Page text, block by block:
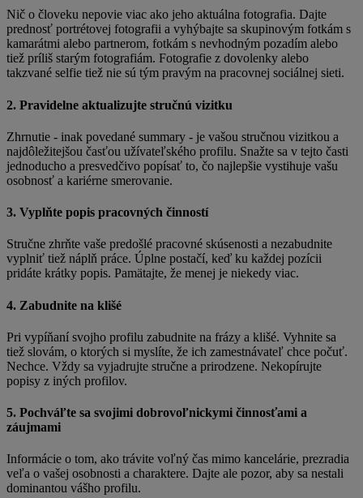
Nič o človeku nepovie viac ako jeho aktuálna fotografia. Dajte
prednosť portrétovej fotografii a vyhýbajte sa skupinovým fotkám s
kamarátmi alebo partnerom, fotkám s nevhodným pozadím alebo
tiež príliš starým fotografiám. Fotografie z dovolenky alebo
takzvané selfie tiež nie sú tým pravým na pracovnej sociálnej sieti.
2. Pravidelne aktualizujte stručnú vizitku
Zhrnutie - inak povedané summary - je vašou stručnou vizitkou a
najdôležitejšou časťou užívateľského profilu. Snažte sa v tejto časti
jednoducho a presvedčivo popísať to, čo najlepšie vystihuje vašu
osobnosť a kariérne smerovanie.
3. Vyplňte popis pracovných činností
Stručne zhrňte vaše predošlé pracovné skúsenosti a nezabudnite
vyplniť tiež náplň práce. Úplne postačí, keď ku každej pozícii
pridáte krátky popis. Pamätajte, že menej je niekedy viac.
4. Zabudnite na klišé
Pri vypíňaní svojho profilu zabudnite na frázy a klišé. Vyhnite sa
tiež slovám, o ktorých si myslíte, že ich zamestnávateľ chce počuť.
Nechce. Vždy sa vyjadrujte stručne a prirodzene. Nekopírujte
popisy z iných profilov.
5. Pochváľte sa svojimi dobrovoľnickymi činnosťami a
záujmami
Informácie o tom, ako trávite voľný čas mimo kancelárie, prezradia
veľa o vašej osobnosti a charaktere. Dajte ale pozor, aby sa nestali
dominantou vášho profilu.